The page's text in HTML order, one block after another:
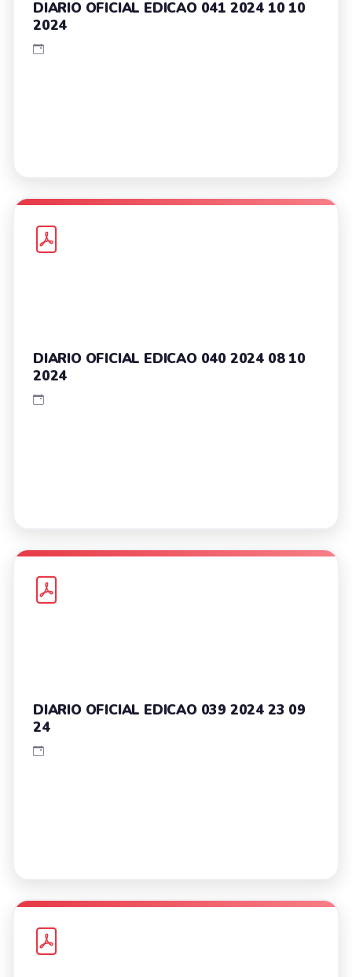
DIARIO OFICIAL EDICAO 041 2024 10 10
2024
DIARIO OFICIAL EDICAO 040 2024 08 10
2024
DIARIO OFICIAL EDICAO 039 2024 23 09
24